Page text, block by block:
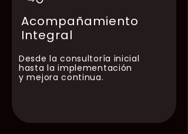
Acompañamiento
Integral
Desde la consultoría inicial
hasta la implementación
y mejora continua.